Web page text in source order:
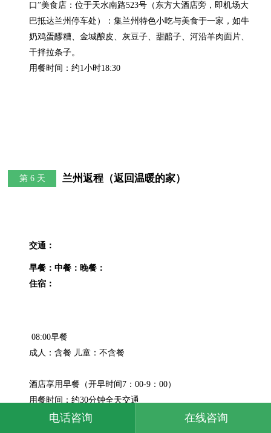
口”美食店：位于天水南路523号（东方大酒店旁，即机场大
巴抵达兰州停车处）：集兰州特色小吃与美食于一家，如牛
奶鸡蛋醪糟、金城酿皮、灰豆子、甜醅子、河沿羊肉面片、
干拌拉条子。
用餐时间：约1小时18:30
第 6 天 兰州返程（返回温暖的家）
交通：
早餐：中餐：晚餐：
住宿：
08:00早餐
成人：含餐 儿童：不含餐
酒店享用早餐（开早时间7：00-9：00）
用餐时间：约30分钟全天交通
当天无统一行程，无旅游司机服务，无旅游车，含专车送
电话咨询 在线咨询